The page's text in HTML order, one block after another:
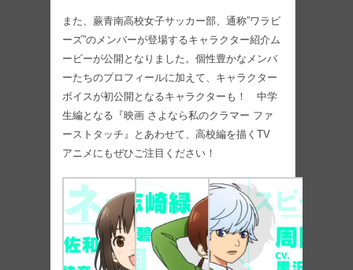
また、蕨青南高校女子サッカー部、通称”ワラビ
ーズ”のメンバーが登場するキャラクター紹介ム
ービーが公開となりました。個性豊かなメンバ
ーたちのプロフィールに加えて、キャラクター
ボイスが初公開となるキャラクターも！ 中学
生編となる『映画 さよなら私のクラマー ファ
ーストタッチ』とあわせて、高校編を描くTV
アニメにもぜひご注目ください！